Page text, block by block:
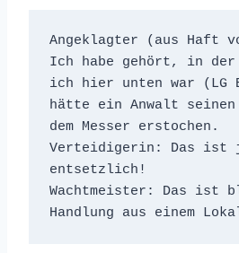
Angeklagter (aus Haft
Ich habe gehört, in
ich hier unten war (LG
hätte ein Anwalt seinen
dem Messer erstochen.
Verteidigerin: Das ist
entsetzlich!
Wachtmeister: Das ist
Handlung aus einem